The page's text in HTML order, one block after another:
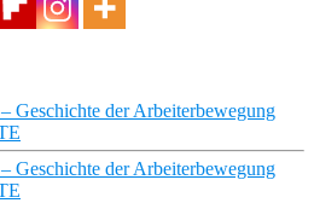
Geschichte der Arbeiterbewegung
Geschichte der Arbeiterbewegung